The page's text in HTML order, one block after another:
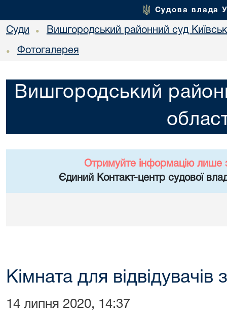
Судова влада
Суди • Вишгородський районний суд
• Фотогалерея
Вишгородський
Отримуйте інформацію лише
Єдиний Контакт-центр судової
Кімната для відвідувачів
14 липня 2020, 14:37